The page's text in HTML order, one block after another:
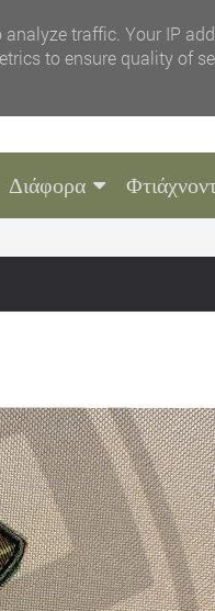
Διάφορα
traffic. Your IP
to ensure quality of